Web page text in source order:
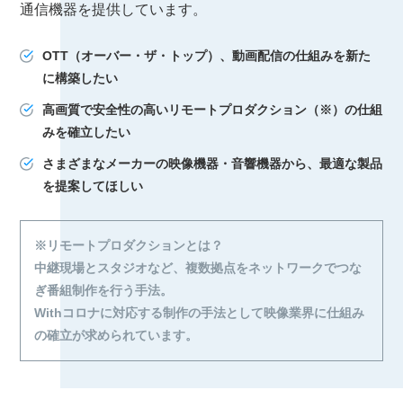
通信機器を提供しています。
OTT（オーバー・ザ・トップ）、動画配信の仕組みを新た
に構築したい
高画質で安全性の高いリモートプロダクション（※）の仕組
みを確立したい
さまざまなメーカーの映像機器・音響機器から、最適な製品
を提案してほしい
※リモートプロダクションとは？
中継現場とスタジオなど、複数拠点をネットワークでつな
ぎ番組制作を行う手法。
Withコロナに対応する制作の手法として映像業界に仕組み
の確立が求められています。